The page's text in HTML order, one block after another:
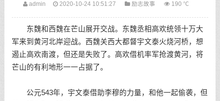
admin 2020-10-24 10:51:27 励志故事 190 ℃
东魏和西魏在芒山展开交战。东魏丞相高欢统领十万大
军来到黄河北岸迎战。西魏关西大都督宇文泰火烧河桥，想
遏止高欢南渡，但还是失败了。高欢借机率军抢渡黄河，将
芒山的有利地形一一占据了。
公元543年，宇文泰借助李穆的力量，和他一起偷袭，但